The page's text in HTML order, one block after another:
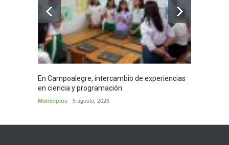
En Campoalegre, intercambio de experiencias
en ciencia y programación
Municipios 5 agosto, 2026